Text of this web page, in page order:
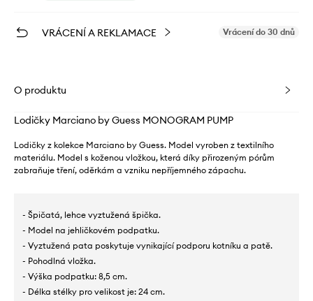
VRÁCENÍ A REKLAMACE Vrácení do 30 dnů
O produktu
Lodičky Marciano by Guess MONOGRAM PUMP
Lodičky z kolekce Marciano by Guess. Model vyroben z textilního
materiálu. Model s koženou vložkou, která díky přirozeným pórům
zabraňuje tření, oděrkám a vzniku nepříjemného zápachu.
- Špičatá, lehce vyztužená špička.
- Model na jehličkovém podpatku.
- Vyztužená pata poskytuje vynikající podporu kotníku a patě.
- Pohodlná vložka.
- Výška podpatku: 8,5 cm.
- Délka stélky pro velikost je: 24 cm.